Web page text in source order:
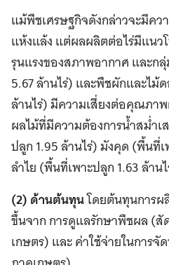
แม้พืชเศรษฐกิจดังกล่าวจะมีค
แห้งแล้ง แต่ผลผลิตต่อไร่มีแนว
รุนแรงของสภาพอากาศ และก
5.67 ล้านไร่) และพืชผักและไ
ล้านไร่) มีความเสี่ยงต่อคุณภา
ผลไม้ที่มีความต้องการน้ำสม่ำเ
ปลูก 1.95 ล้านไร่) มังคุด (พื้นที่
ลำไย (พื้นที่เพาะปลูก 1.63 ล้าน
(2) ด้านต้นทุนโดยต้นทุนการผ
ขึ้นจาก การดูแลรักษาพืชผล (สั
เกษตร) และ ค่าใช้จ่ายในการ